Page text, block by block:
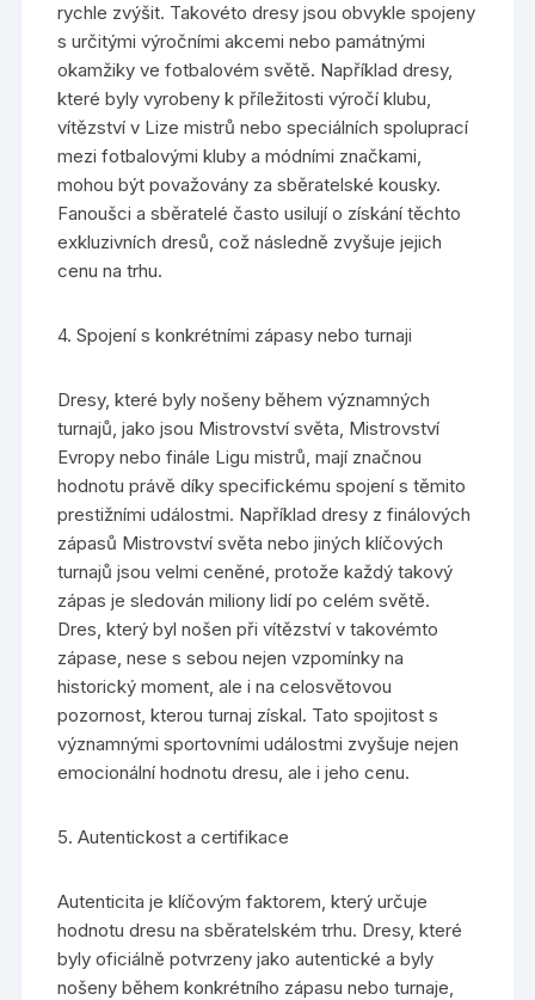
rychle zvýšit. Takovéto dresy jsou obvykle spojeny
s určitými výročními akcemi nebo památnými
okamžiky ve fotbalovém světě. Například dresy,
které byly vyrobeny k příležitosti výročí klubu,
vítězství v Lize mistrů nebo speciálních spoluprací
mezi fotbalovými kluby a módními značkami,
mohou být považovány za sběratelské kousky.
Fanoušci a sběratelé často usilují o získání těchto
exkluzivních dresů, což následně zvyšuje jejich
cenu na trhu.
4. Spojení s konkrétními zápasy nebo turnaji
Dresy, které byly nošeny během významných
turnajů, jako jsou Mistrovství světa, Mistrovství
Evropy nebo finále Ligu mistrů, mají značnou
hodnotu právě díky specifickému spojení s těmito
prestižními událostmi. Například dresy z finálových
zápasů Mistrovství světa nebo jiných klíčových
turnajů jsou velmi ceněné, protože každý takový
zápas je sledován miliony lidí po celém světě.
Dres, který byl nošen při vítězství v takovémto
zápase, nese s sebou nejen vzpomínky na
historický moment, ale i na celosvětovou
pozornost, kterou turnaj získal. Tato spojitost s
významnými sportovními událostmi zvyšuje nejen
emocionální hodnotu dresu, ale i jeho cenu.
5. Autentickost a certifikace
Autenticita je klíčovým faktorem, který určuje
hodnotu dresu na sběratelském trhu. Dresy, které
byly oficiálně potvrzeny jako autentické a byly
nošeny během konkrétního zápasu nebo turnaje,